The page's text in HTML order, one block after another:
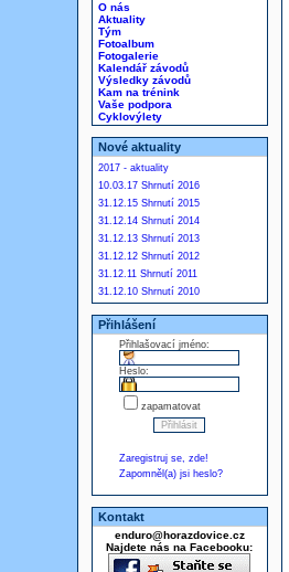
O nás
Aktuality
Tým
Fotoalbum
Fotogalerie
Kalendář závodů
Výsledky závodů
Kam na trénink
Vaše podpora
Cyklovýlety
Nové aktuality
2017 - aktuality
10.03.17 Shrnutí 2016
31.12.15 Shrnutí 2015
31.12.14 Shrnutí 2014
31.12.13 Shrnutí 2013
31.12.12 Shrnutí 2012
31.12.11 Shrnutí 2011
31.12.10 Shrnutí 2010
Přihlášení
Přihlašovací jméno:
Heslo:
zapamatovat
Zaregistruj se, zde!
Zapomněl(a) jsi heslo?
Kontakt
enduro@horazdovice.cz
Najdete nás na Facebooku: